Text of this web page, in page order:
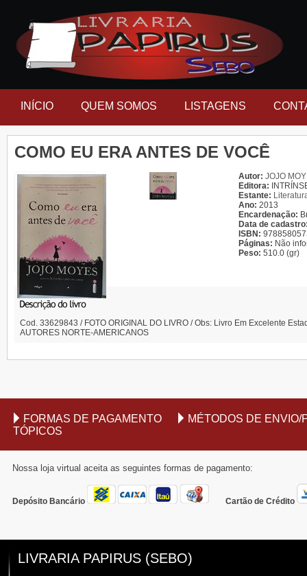
INÍCIO QUEM SOMOS LISTAGENS
COMO EU ERA ANTES DE VOCÊ
Autor: JOJO
Editora:
Estante:
Ano: 2013
Encardenação:
Data de
ISBN:
Páginas: Não
Peso: 510.0 (gr)
Cod. 33629843 / FOTO ORIGINAL DO LIVRO / Obs: Livro Em Excelente
AUTORES NORTE-AMERICANOS
FORMAS DE PAGAMENTO
MÉTODOS DE
TÓPICOS
Nossa loja virtual aceita as seguintes formas de pagamento:
Depósito Bancário Cartão de Crédito
LIVRARIA PAPIRUS (SEBO)